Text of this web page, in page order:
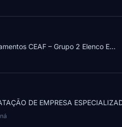
CEAF – Grupo 2 Elenco E...
DE EMPRESA